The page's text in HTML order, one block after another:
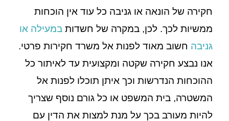
חקירה של הונאה או גניבה כל עוד אין הוכחות
ממשיות לכך. לכן, במקרה של חשדותבמעילה או
גניבה חשוב מאוד לפנות אל משרד חקירות פרטי.
אנו נבצע חקירה שקטה ומקצועית עד לאיתור כל
ההוכחות הנדרשות וכך איתן תוכלו לפנות אל
המשטרה, בית המשפט או כל גורם נוסף שצריך
להיות מעורב בכך על מנת למצות את הדין עם